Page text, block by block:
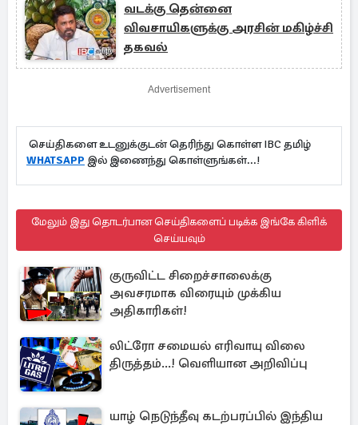
வடக்கு தென்னை
விவசாயிகளுக்கு அரசின் மகிழ்ச்சி
தகவல்
Advertisement
செய்திகளை உடனுக்குடன் தெரிந்து கொள்ள IBC தமிழ்
WHATSAPP இல் இணைந்து கொள்ளுங்கள்...!
மேலும் இது தொடர்பான செய்திகளைப் படிக்க இங்கே கிளிக்
செய்யவும்
குருவிட்ட சிறைச்சாலைக்கு
அவசரமாக விரையும் முக்கிய
அதிகாரிகள்!
லிட்ரோ சமையல் எரிவாயு விலை
திருத்தம்...! வெளியான அறிவிப்பு
யாழ் நெடுந்தீவு கடற்பரப்பில் இந்திய